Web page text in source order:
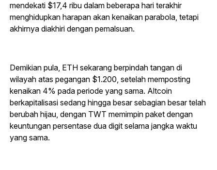
mendekati $17,4 ribu dalam beberapa hari terakhir
menghidupkan harapan akan kenaikan parabola, tetapi
akhirnya diakhiri dengan pemalsuan.
Demikian pula, ETH sekarang berpindah tangan di
wilayah atas pegangan $1.200, setelah memposting
kenaikan 4% pada periode yang sama. Altcoin
berkapitalisasi sedang hingga besar sebagian besar telah
berubah hijau, dengan TWT memimpin paket dengan
keuntungan persentase dua digit selama jangka waktu
yang sama.